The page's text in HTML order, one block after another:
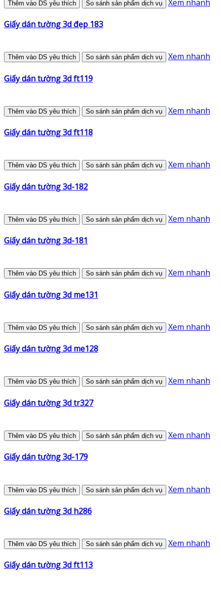
Thêm vào DS yêu thích So sánh sản phẩm dịch vụ Xem nhanh
Giấy dán tường 3d đẹp 183
Thêm vào DS yêu thích So sánh sản phẩm dịch vụ Xem nhanh
Giấy dán tường 3d ft119
Thêm vào DS yêu thích So sánh sản phẩm dịch vụ Xem nhanh
Giấy dán tường 3d ft118
Thêm vào DS yêu thích So sánh sản phẩm dịch vụ Xem nhanh
Giấy dán tường 3d-182
Thêm vào DS yêu thích So sánh sản phẩm dịch vụ Xem nhanh
Giấy dán tường 3d-181
Thêm vào DS yêu thích So sánh sản phẩm dịch vụ Xem nhanh
Giấy dán tường 3d me131
Thêm vào DS yêu thích So sánh sản phẩm dịch vụ Xem nhanh
Giấy dán tường 3d me128
Thêm vào DS yêu thích So sánh sản phẩm dịch vụ Xem nhanh
Giấy dán tường 3d tr327
Thêm vào DS yêu thích So sánh sản phẩm dịch vụ Xem nhanh
Giấy dán tường 3d-179
Thêm vào DS yêu thích So sánh sản phẩm dịch vụ Xem nhanh
Giấy dán tường 3d h286
Thêm vào DS yêu thích So sánh sản phẩm dịch vụ Xem nhanh
Giấy dán tường 3d ft113